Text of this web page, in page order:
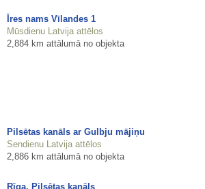
Īres nams Vīlandes 1
Mūsdienu Latvija attēlos
2,884 km attālumā no objekta
Pilsētas kanāls ar Gulbju mājiņu
Sendienu Latvija attēlos
2,886 km attālumā no objekta
Rīga. Pilsētas kanāls